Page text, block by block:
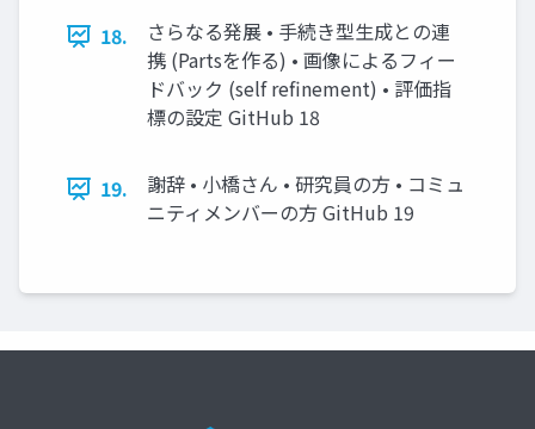
18.
さらなる発展 • ⼿続き型⽣成との連
携 (Partsを作る) • 画像によるフィー
ドバック (self refinement) • 評価指
標の設定 GitHub 18
19.
謝辞 • ⼩橋さん • 研究員の⽅ • コミュ
ニティメンバーの⽅ GitHub 19